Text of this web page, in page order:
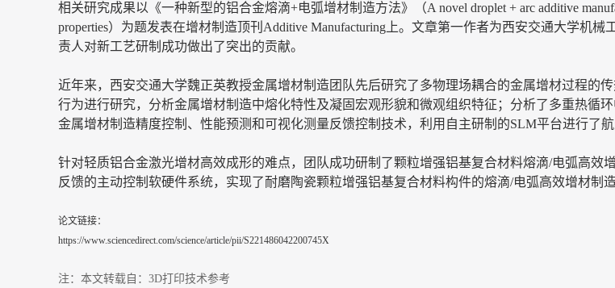
相关研究成果以《一种新型的铝合金熔滴+电弧增材制造方法》（A novel droplet + arc additive
properties）为题发表在增材制造顶刊Additive Manufacturing上。文章第一作者为西安交通大学机
责人对新工艺研制成功做出了突出的贡献。
近年来，西安交通大学魏正英教授金属增材制造团队先后研究了多物理场耦合的金属增材过程的
行为进行研究，分析金属增材制造中熔化特性及凝固宏观形貌和微观组织特征；分析了多重热
金属增材制造精度控制、性能预测和可视化测量反馈控制技术，利用自主研制的SLM平台进行了航
针对轻质铝合金激光增材高效成形的难点，团队成功研制了颗粒增强铝基复合材料熔滴/电弧高
反馈的主动控制软硬件系统，实现了耐磨陶瓷颗粒增强铝基复合材料构件的熔滴/电弧高效增材制造
论文链接：
https://www.sciencedirect.com/science/article/pii/S221486042200745X
注：本文转载自：3D打印技术参考